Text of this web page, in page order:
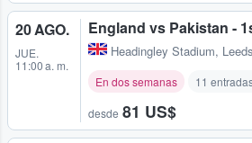
20 AGO.
JUE.
11:00 a. m.
England vs Pakistan -
Headingley Stadium,
En dos semanas 11
desde 81 US$